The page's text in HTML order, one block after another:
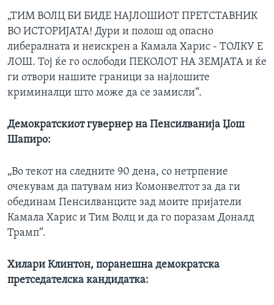
„ТИМ ВОЛЦ БИ БИДЕ НАЈЛОШИОТ ПРЕТСТАВНИК
ВО ИСТОРИЈАТА! Дури и полош од опасно
либералната и неискрен а Камала Харис - ТОЛКУ Е
ЛОШ. Тој ќе го ослободи ПЕКОЛОТ НА ЗЕМЈАТА и ќе
ги отвори нашите граници за најлошите
криминалци што може да се замисли“.
Демократскиот гувернер на Пенсилванија Џош
Шапиро:
„Во текот на следните 90 дена, со нетрпение
очекувам да патувам низ Комонвелтот за да ги
обединам Пенсилванците зад моите пријатели
Камала Харис и Тим Волц и да го поразам Доналд
Трамп“.
Хилари Клинтон, поранешна демократска
претседателска кандидатка: